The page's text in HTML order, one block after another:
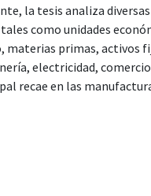
la tesis analiza
como unidades
materias primas, activos
electricidad,
recae en las